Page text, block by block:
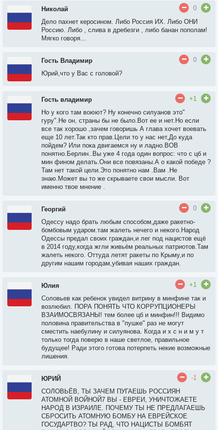
Николай
0
Дело пахнет керосином. Либо Россия ИХ. Либо ОНИ
Россию. Либо , слива в дребезги , либо банан пополам!
Мягко говоря...
Гость Владимир
0
Юрий,что у Вас с головой?
Гость владимир
+1
Но у кого там воюют? Ну конечно силуанов это"
гуру".Не он, страны бы не было.Вот ее и нет.Но если
все так хорошо ,зачем говоришь А глава хочет воевать
еще 10 лет.Так кто прав.Цели то у нас нет,До куда
пойдем? Или пока двигаемся ну и ладно.ВОВ
понятно.Берлин..Вы уже 4 года один вопрос: что с цб и
мин фином делать.Они все повязаны.А о какой победе ?
Там нет такой цели.Это понятно нам .Вам .Не
знаю.Может вы то же скрываете свои мысли. Вот
именно твое мнение .
Георгий
0
Одессу надо брать любым способом,даже ракетно-
бомбовым ударом.там жалеть нечего и некого.Народ
Одессы предал своих граждан,и лег под нацистов ещё
в 2014 году,когда жгли живьём реальных патриотов.Там
жалеть некого. Оттуда летят ракеты по Крыму,и по
другим нашим городам,убивая наших граждан.
Юлия
+1
Соловьев как ребенок увидел витрину в минфине так и
возлюбил. ПОРА ПОНЯТЬ ЧТО КОРРУПЦИОНЕРЫ
ВЗАИМОСВЯЗАНЫ! тем более цб и минфин!!! Видимо
половина правительства в "пушке" раз не могут
сместить наебулину и силуянова. Когда и х с н и м у т
только тогда поверю в наше светлое, правильное
будущее! Ради этого готова потерпеть некие возможные
лишения.
ЮРИЙ
-1
СОЛОВЬЁВ, ТЫ ЗАЧЕМ ПУГАЕШЬ РОССИЯН
АТОМНОЙ ВОЙНОЙ7 ВЫ - ЕВРЕИ, УНИЧТОЖАЕТЕ
НАРОД В ИЗРАИЛЕ. ПОЧЕМУ ТЫ НЕ ПРЕДЛАГАЕШЬ
СБРОСИТЬ АТОМНУЮ БОМБУ НА ЕВРЕЙСКОЕ
ГОСУДАРТВО? ТЫ РАД, ЧТО НАЦИСТЫ БОМБЯТ